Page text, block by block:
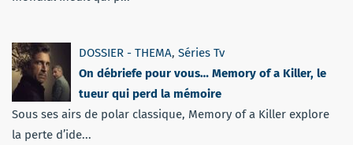
DOSSIER - THEMA, Séries Tv
On débriefe pour vous… Memory of a Killer, le
tueur qui perd la mémoire
Sous ses airs de polar classique, Memory of a Killer explore
la perte d’ide...